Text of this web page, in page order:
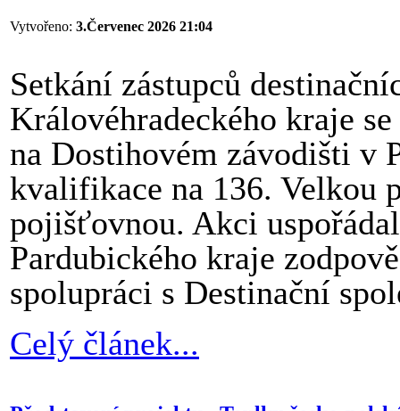
Vytvořeno: 3.Červenec 2026 21:04
Setkání zástupců
Královéhradeckého kraje
na Dostihovém závodišti v
kvalifikace na 136. Velkou
pojišťovnou. Akci
Pardubického kraje
spolupráci s Destinační
Celý článek...